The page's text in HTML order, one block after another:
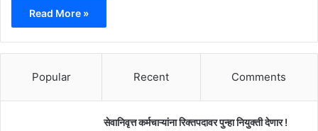
Read More »
Popular Recent Comments
सेवानिवृत्त कर्मचाऱ्यांना रिक्तपदावर पुन्हा नियुक्ती देणार !